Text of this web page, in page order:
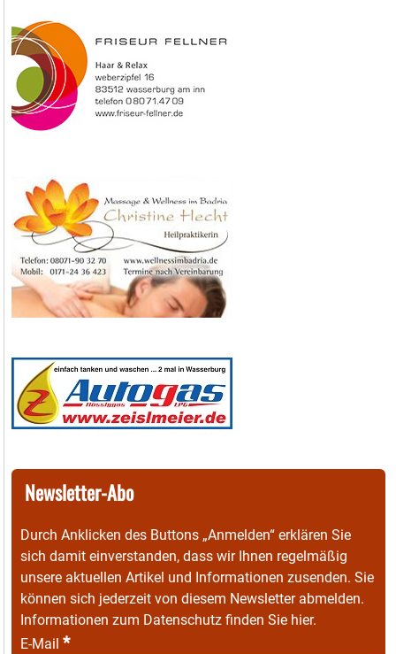
Newsletter-Abo
Durch Anklicken des Buttons „Anmelden“ erklären Sie
sich damit einverstanden, dass wir Ihnen regelmäßig
unsere aktuellen Artikel und Informationen zusenden. Sie
können sich jederzeit von diesem Newsletter abmelden.
Informationen zum Datenschutz finden Sie hier.
E-Mail *